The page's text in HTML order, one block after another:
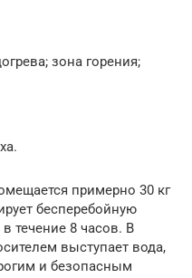
зона горения;
примерно 30 кг
бесперебойную
течение 8 часов. В
выступает вода,
и безопасным